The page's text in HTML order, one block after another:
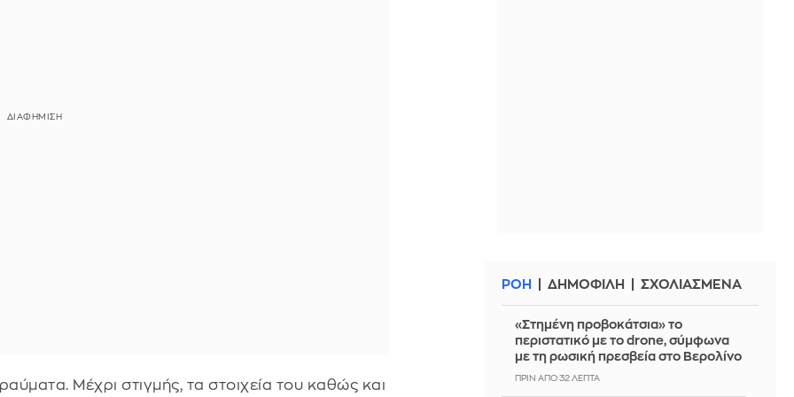
Μέχρι στιγμής, τα στοιχεία του καθώς και
ΡΟΗ ΔΗΜΟΦΙΛΗ ΣΧΟΛΙΑΣΜΕΝΑ
«Στημένη προβοκάτσια» το
περιστατικό με το drone, σύμφωνα
με τη ρωσική πρεσβεία στο Βερολίνο
ΠΡΙΝ ΑΠΌ 32 ΛΕΠΤΆ